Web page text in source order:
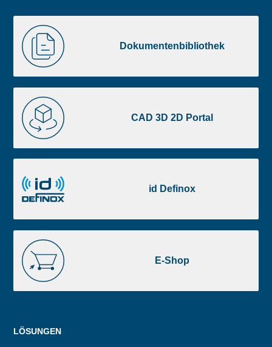
image
footer
Dokumentenbibliothek
Dokumentenbibliothek
CAD 3D 2D Portal
CAD
3D
2D
Portal
id Definox
Definox
E-Shop
Shop
Menu
LÖSUNGEN